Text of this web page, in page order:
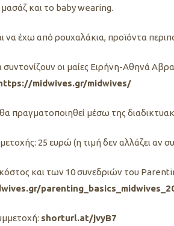
και το baby wearing.
να έχω από ρουχαλάκια, προϊόντα
συντονίζουν οι μαίες Ειρήνη-Αθηνά
midwives.gr/midwives/
πραγματοποιηθεί μέσω της
25 ευρώ (η τιμή δεν αλλάζει αν
και των 10 συνεδριών του
shorturl.at/jvyB7